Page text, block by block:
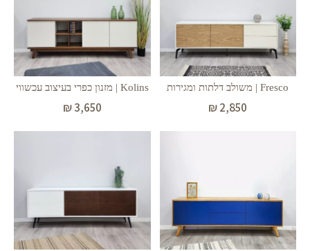
Fresco | משולב דלתות ומגירות
₪2,850
Kolins | מזנון כפרי בעיצוב עכשווי
₪3,650